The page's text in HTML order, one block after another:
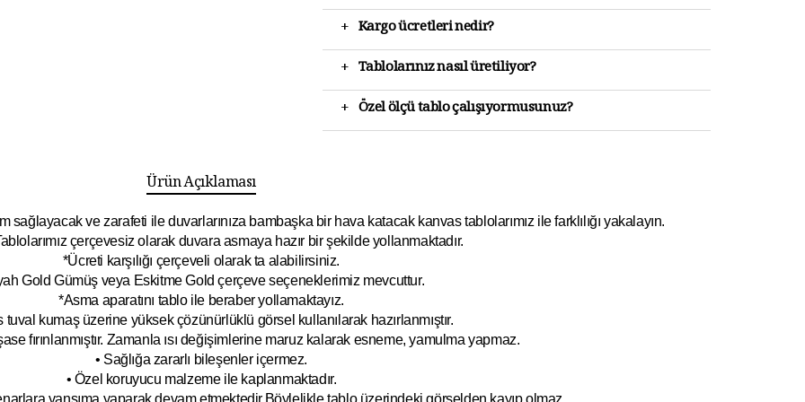
+ Kargo ücretleri nedir?
+ Tablolarınız nasıl üretiliyor?
+ Özel ölçü tablo çalışıyormusunuz?
Ürün Açıklaması
ve zarafeti ile duvarlarınıza bambaşka bir hava katacak kanvas tablolarımız ile farklılığı yakalayın.
çerçevesiz olarak duvara asmaya hazır bir şekilde yollanmaktadır.
*Ücreti karşılığı çerçeveli olarak ta alabilirsiniz.
Gold Gümüş veya Eskitme Gold çerçeve seçeneklerimiz mevcuttur.
*Asma aparatını tablo ile beraber yollamaktayız.
tuval kumaş üzerine yüksek çözünürlüklü görsel kullanılarak hazırlanmıştır.
fırınlanmıştır. Zamanla ısı değişimlerine maruz kalarak esneme, yamulma yapmaz.
• Sağlığa zararlı bileşenler içermez.
• Özel koruyucu malzeme ile kaplanmaktadır.
yansıma yaparak devam etmektedir.Böylelikle tablo üzerindeki görselden kayıp olmaz.